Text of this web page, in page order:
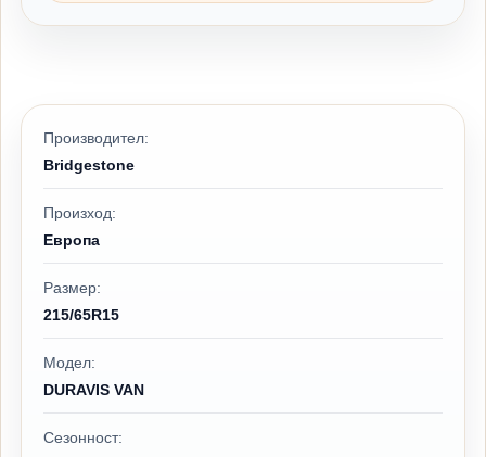
Производител:
Bridgestone
Произход:
Европа
Размер:
215/65R15
Модел:
DURAVIS VAN
Сезонност: